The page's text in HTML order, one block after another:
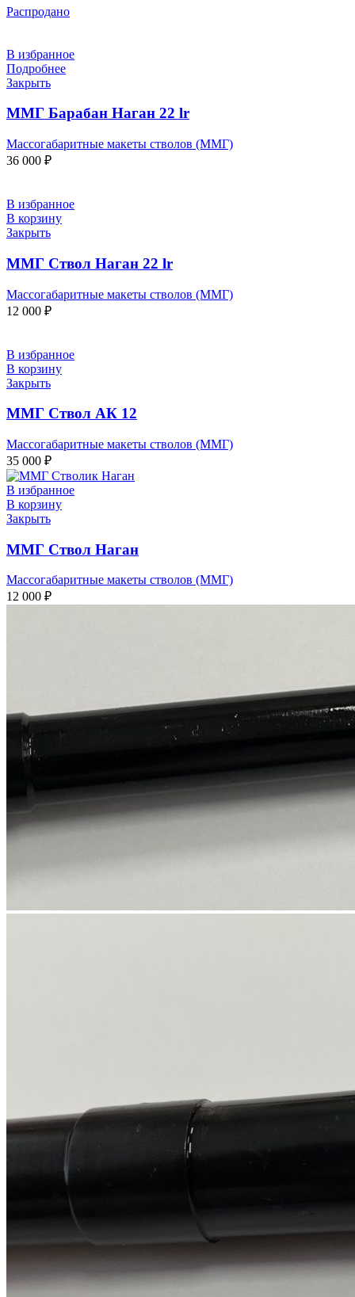
Распродано
В избранное
Подробнее
Закрыть
ММГ Барабан Наган 22 lr
Массогабаритные макеты стволов (ММГ)
36 000 ₽
В избранное
В корзину
Закрыть
ММГ Ствол Наган 22 lr
Массогабаритные макеты стволов (ММГ)
12 000 ₽
В избранное
В корзину
Закрыть
ММГ Ствол АК 12
Массогабаритные макеты стволов (ММГ)
35 000 ₽
В избранное
В корзину
Закрыть
ММГ Ствол Наган
Массогабаритные макеты стволов (ММГ)
12 000 ₽